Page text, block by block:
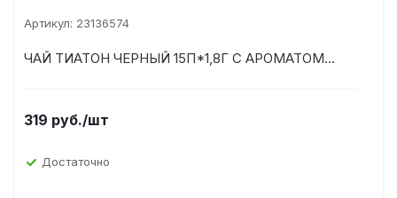
Артикул: 23136574
ЧАЙ ТИАТОН ЧЕРНЫЙ 15П*1,8Г С АРОМАТОМ...
319 руб./шт
Достаточно